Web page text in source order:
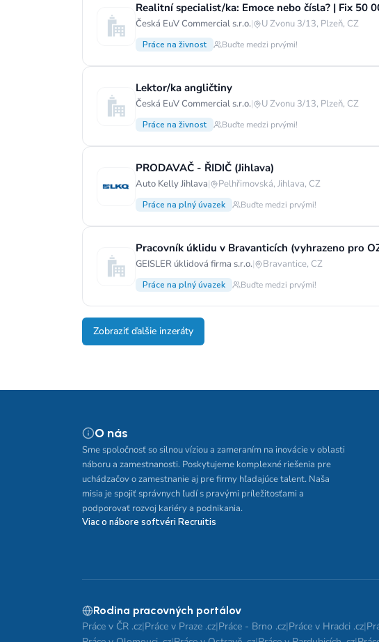
Realitní specialist/ka: Emoce nebo čísla? | Fix 50
Česká EuV Commercial s.r.o.| U Zvonu 3/13, Plzeň, CZ
Práce na živnost Buďte medzi prvými!
Lektor/ka angličtiny
Česká EuV Commercial s.r.o.| U Zvonu 3/13, Plzeň, CZ
Práce na živnost Buďte medzi prvými!
PRODAVAČ - ŘIDIČ (Jihlava)
Auto Kelly Jihlava| Pelhřimovská, Jihlava, CZ
Práce na plný úvazek Buďte medzi prvými!
Pracovník úklidu v Bravanticích (vyhrazeno pro
GEISLER úklidová firma s.r.o.| Bravantice, CZ
Práce na plný úvazek Buďte medzi prvými!
Zobraziť ďalšie inzeráty
O nás
Sme spoločnosť so silnou víziou a zameraním na inovácie v oblasti
náboru a zamestnanosti. Poskytujeme komplexné riešenia pre
uchádzačov o zamestnanie aj pre firmy hľadajúce talent. Naša
misia je spojiť správnych ľudí s pravými príležitosťami a
podporovať rozvoj kariéry a podnikania.
Viac o nábore softvéri Recruitis
Rodina pracovných portálov
Práce v ČR .cz|Práce v Praze .cz|Práce - Brno .cz|Práce v Hradci .cz|